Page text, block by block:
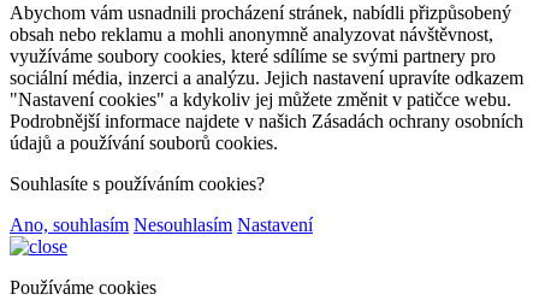
Abychom vám usnadnili procházení stránek, nabídli přizpůsobený
obsah nebo reklamu a mohli anonymně analyzovat návštěvnost,
využíváme soubory cookies, které sdílíme se svými partnery pro
sociální média, inzerci a analýzu. Jejich nastavení upravíte odkazem
"Nastavení cookies" a kdykoliv jej můžete změnit v patičce webu.
Podrobnější informace najdete v našich Zásadách ochrany osobních
údajů a používání souborů cookies.
Souhlasíte s používáním cookies?
Ano, souhlasím Nesouhlasím Nastavení
Používáme cookies